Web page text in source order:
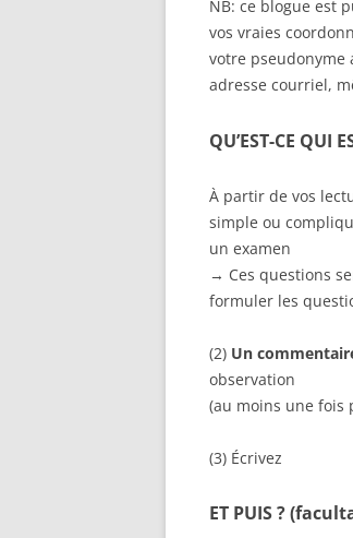
NB: ce blogue est
vos vraies
votre pseudonyme
adresse courriel,
QU’EST-CE QUI
À partir de vos
simple ou
un examen
→ Ces questions
formuler les
(2) Un
observation
(au moins une fois
(3) Écrivez
ET PUIS ?